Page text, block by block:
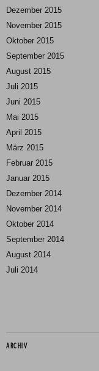
Dezember 2015
November 2015
Oktober 2015
September 2015
August 2015
Juli 2015
Juni 2015
Mai 2015
April 2015
März 2015
Februar 2015
Januar 2015
Dezember 2014
November 2014
Oktober 2014
September 2014
August 2014
Juli 2014
ARCHIV